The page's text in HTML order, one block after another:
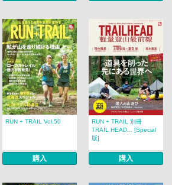
RUN + TRAIL Vol.50
購入
RUN + TRAIL 別冊
TRAIL HEAD... [Special
版]
購入